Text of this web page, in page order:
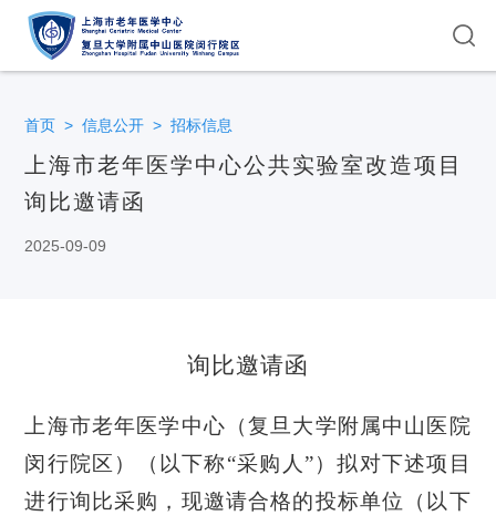
首页 > 信息公开 > 招标信息
上海市老年医学中心公共实验室改造项目
询比邀请函
2025-09-09
询比邀请函
上海市老年医学中心（复旦大学附属中山医院
闵行院区）
（ 以下称“采购人”）拟对下述项目
进行询比采购，现邀请合格的投标单位（以下